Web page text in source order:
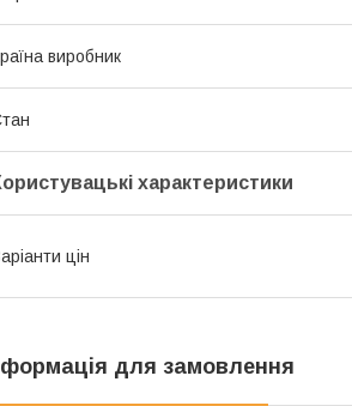
виробник
характеристики
цін
для замовлення